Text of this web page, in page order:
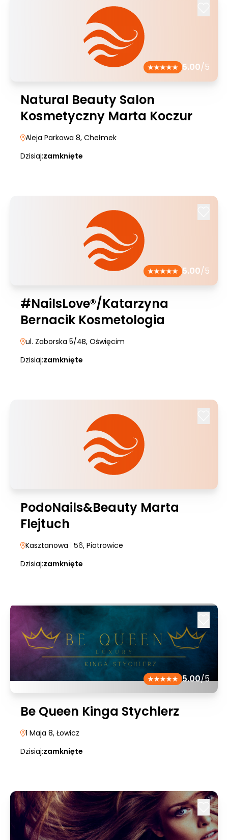
5.00/5
Natural Beauty Salon
Kosmetyczny Marta Koczur
Aleja Parkowa 8, Chełmek
Dzisiaj:zamknięte
5.00/5
#NailsLove®/Katarzyna
Bernacik Kosmetologia
ul. Zaborska 5/4B, Oświęcim
Dzisiaj:zamknięte
PodoNails&Beauty Marta
Flejtuch
Kasztanowa | 56, Piotrowice
Dzisiaj:zamknięte
5.00/5
Be Queen Kinga Stychlerz
1 Maja 8, Łowicz
Dzisiaj:zamknięte